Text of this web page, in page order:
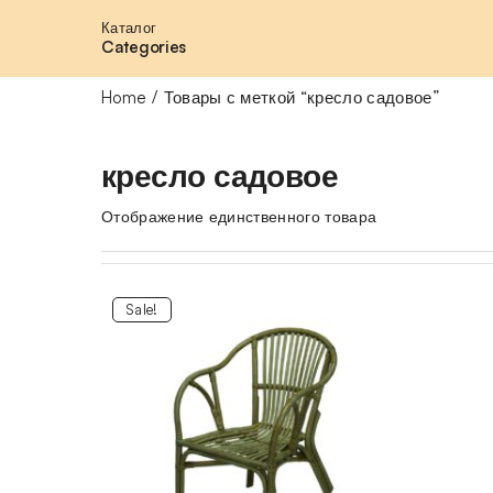
Каталог
Categories
Home Товары с меткой “кресло садовое”
кресло садовое
Отображение единственного товара
Sale!